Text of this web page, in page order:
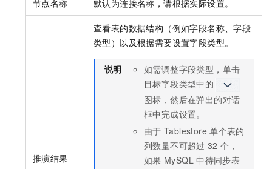
节点名称 默认为连接名称，请根据实际设置。
推演结果
查看表的数据结构（例如字段名称、字段
类型）以及根据需要设置字段类型。
说明
如需调整字段类型，单击
目标字段类型中的
图标，然后在弹出的对话
框中完成设置。
由于 Tablestore 单个表的
列数量不可超过 32 个，
如果 MySQL 中待同步表